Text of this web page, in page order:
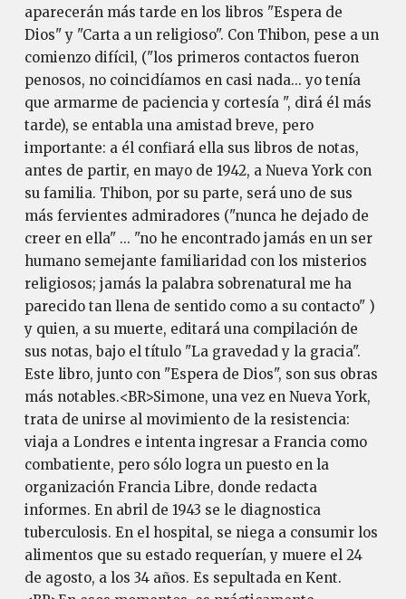
aparecerán más tarde en los libros "Espera de
Dios" y "Carta a un religioso". Con Thibon, pese a un
comienzo difícil, ("los primeros contactos fueron
penosos, no coincidíamos en casi nada... yo tenía
que armarme de paciencia y cortesía ", dirá él más
tarde), se entabla una amistad breve, pero
importante: a él confiará ella sus libros de notas,
antes de partir, en mayo de 1942, a Nueva York con
su familia. Thibon, por su parte, será uno de sus
más fervientes admiradores ("nunca he dejado de
creer en ella" ... "no he encontrado jamás en un ser
humano semejante familiaridad con los misterios
religiosos; jamás la palabra sobrenatural me ha
parecido tan llena de sentido como a su contacto" )
y quien, a su muerte, editará una compilación de
sus notas, bajo el título "La gravedad y la gracia".
Este libro, junto con "Espera de Dios", son sus obras
más notables.<BR>Simone, una vez en Nueva York,
trata de unirse al movimiento de la resistencia:
viaja a Londres e intenta ingresar a Francia como
combatiente, pero sólo logra un puesto en la
organización Francia Libre, donde redacta
informes. En abril de 1943 se le diagnostica
tuberculosis. En el hospital, se niega a consumir los
alimentos que su estado requerían, y muere el 24
de agosto, a los 34 años. Es sepultada en Kent.